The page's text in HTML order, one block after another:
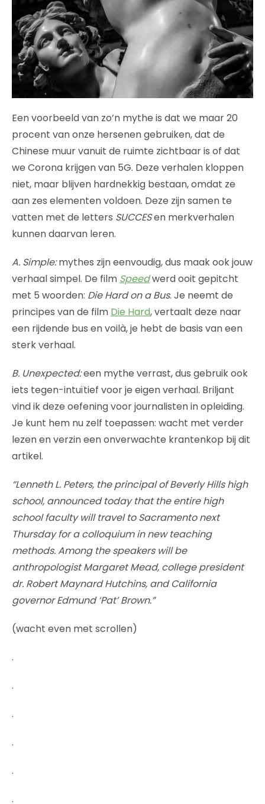
Een voorbeeld van zo’n mythe is dat we maar 20
procent van onze hersenen gebruiken, dat de
Chinese muur vanuit de ruimte zichtbaar is of dat
we Corona krijgen van 5G. Deze verhalen kloppen
niet, maar blijven hardnekkig bestaan, omdat ze
aan zes elementen voldoen. Deze zijn samen te
vatten met de letters SUCCESen merkverhalen
kunnen daarvan leren.
A. Simple:mythes zijn eenvoudig, dus maak ook jouw
verhaal simpel. De film Speedwerd ooit gepitcht
met 5 woorden: Die Hard on a Bus. Je neemt de
principes van de film Die Hard, vertaalt deze naar
een rijdende bus en voilà, je hebt de basis van een
sterk verhaal.
B. Unexpected:een mythe verrast, dus gebruik ook
iets tegen-intuïtief voor je eigen verhaal. Briljant
vind ik deze oefening voor journalisten in opleiding.
Je kunt hem nu zelf toepassen: wacht met verder
lezen en verzin een onverwachte krantenkop bij dit
artikel.
“Lenneth L. Peters, the principal of Beverly Hills high
school, announced today that the entire high
school faculty will travel to Sacramento next
Thursday for a colloquium in new teaching
methods. Among the speakers will be
anthropologist Margaret Mead, college president
dr. Robert Maynard Hutchins, and California
governor Edmund ‘Pat’ Brown.”
(wacht even met scrollen)
.
.
.
.
.
.